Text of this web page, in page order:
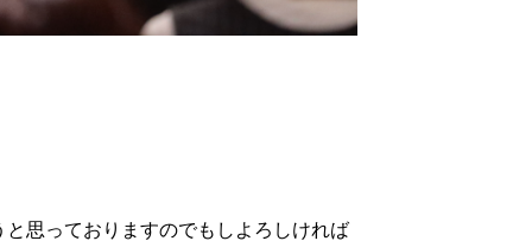
思っておりますのでもしよろしければ